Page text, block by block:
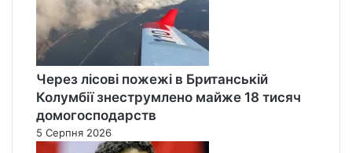
Через лісові пожежі в Британській
Колумбії знеструмлено майже 18 тисяч
домогосподарств
5 Серпня 2026